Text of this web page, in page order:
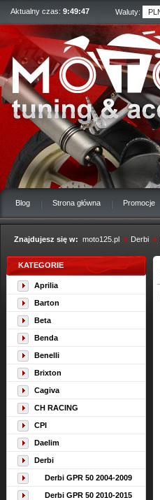
Aktualny czas: 9:49:48 Waluty:
Blog Strona główna Promocje
Znajdujesz się w: moto125.pl » Derbi »
KATEGORIE
Aprilia
Barton
Beta
Benda
Benelli
Brixton
Cagiva
CH RACING
CPI
Daelim
Derbi
Derbi GPR 50 2004-2009
Derbi GPR 50 2010-2015